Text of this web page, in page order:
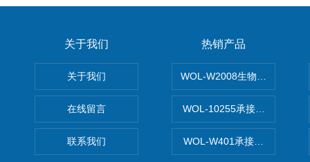
关于我们
关于我们
在线留言
联系我们
热销产品
WOL-W2008生物制药GMP
WOL-10255承接清远电子
WOL-W401承接食品QS认